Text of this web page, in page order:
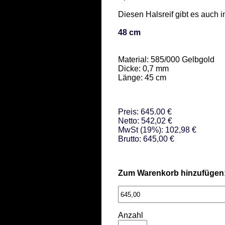
Diesen Halsreif gibt es auch
48 cm
Material: 585/000 Gelbgold
Dicke: 0,7 mm
Länge: 45 cm
Preis: 645.00 €
Netto: 542,02 €
MwSt (19%): 102,98 €
Brutto: 645,00 €
Zum Warenkorb
Anzahl